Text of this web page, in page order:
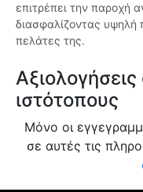
επιτρέπει την παροχή
διασφαλίζοντας υψηλή
πελάτες της.
ιστότοπους
Μόνο οι
σε αυτές τις